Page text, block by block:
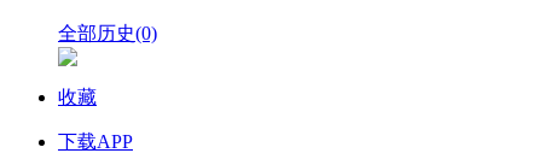
全部历史(0)
收藏
下载APP